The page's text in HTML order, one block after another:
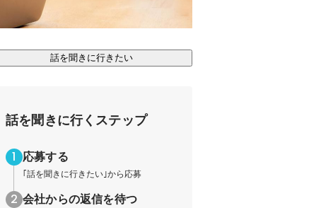
話を聞きに行きたい
話を聞きに行くステップ
応募する
｢話を聞きに行きたい｣から応募
会社からの返信を待つ